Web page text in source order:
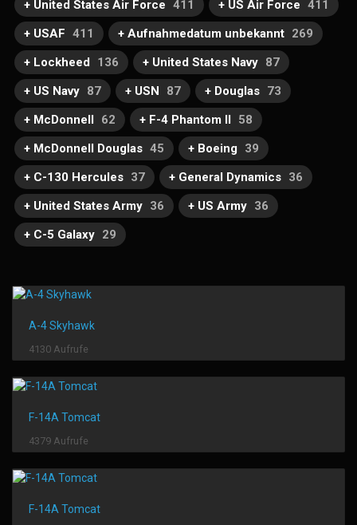
+ United States Air Force 411 + US Air Force 411
+ USAF 411 + Aufnahmedatum unbekannt 269
+ Lockheed
136 + United States Navy 87
+ US Navy 87 + USN 87 + Douglas 73
+ McDonnell
62 + F-4 Phantom II
58
+ McDonnell Douglas 45 + Boeing
39
+ C-130 Hercules 37 + General Dynamics 36
+ United States Army 36 + US Army 36
+ C-5 Galaxy 29
A-4 Skyhawk
4130 Aufrufe
F-14A Tomcat
4379 Aufrufe
F-14A Tomcat